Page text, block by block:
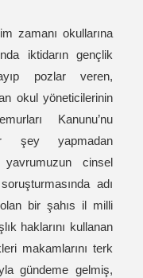
zamanı okullarına
iktidarın gençlik
pozlar veren,
okul yöneticilerinin
Kanunu’nu
şey yapmadan
yavrumuzun cinsel
adı
bir şahıs il milli
haklarını kullanan
makamlarını terk
gündeme gelmiş,